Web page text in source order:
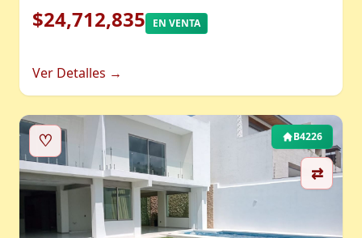
$24,712,835 EN VENTA
Ver Detalles →
♡
⇄
B4226